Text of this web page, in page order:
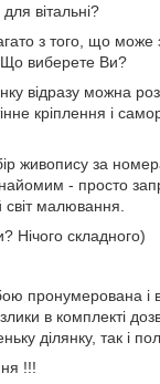
вітальні?
з того, що може
Що виберете Ви?
відразу можна
кріплення і
живопису за
- просто
малювання.
Нічого складного)
пронумерована і
в комплекті
ділянку, так і
!!!